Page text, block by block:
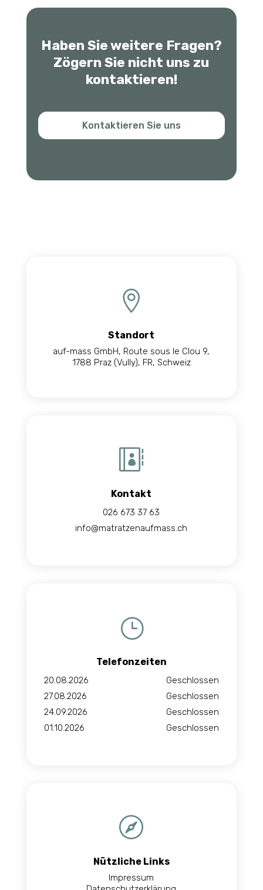
Haben Sie weitere Fragen?
Zögern Sie nicht uns zu
kontaktieren!
Kontaktieren Sie uns

Standort
auf-mass GmbH, Route sous le Clou 9,
1788 Praz (Vully), FR, Schweiz

Kontakt
026 673 37 63
info@matratzenaufmass.ch
}
Telefonzeiten
20.08.2026
Geschlossen
27.08.2026
Geschlossen
24.09.2026
Geschlossen
01.10.2026
Geschlossen

Nützliche Links
Impressum